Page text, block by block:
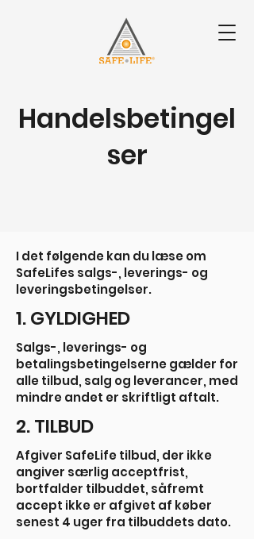
Handelsbetingel
ser
I det følgende kan du læse om
SafeLifes salgs-, leverings- og
leveringsbetingelser.
1. GYLDIGHED
Salgs-, leverings- og
betalingsbetingelserne gælder for
alle tilbud, salg og leverancer, med
mindre andet er skriftligt aftalt.
2. TILBUD
Afgiver SafeLife tilbud, der ikke
angiver særlig acceptfrist,
bortfalder tilbuddet, såfremt
accept ikke er afgivet af køber
senest 4 uger fra tilbuddets dato.